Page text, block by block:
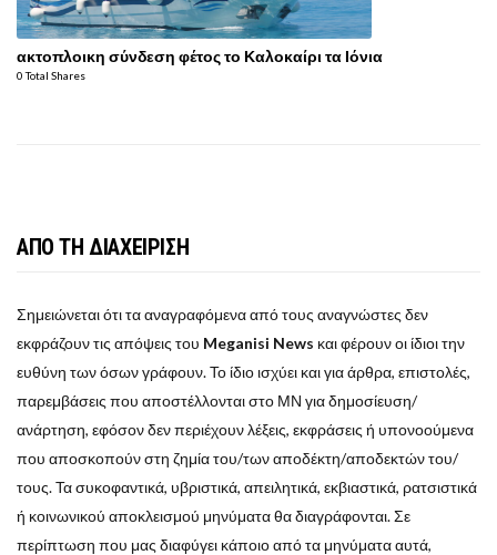
ακτοπλοικη σύνδεση φέτος το Καλοκαίρι τα Ιόνια
0 Total Shares
ΑΠΟ ΤΗ ΔΙΑΧΕΙΡΙΣΗ
Σημειώνεται ότι τα αναγραφόμενα από τους αναγνώστες δεν
εκφράζουν τις απόψεις του Meganisi News και φέρουν οι ίδιοι την
ευθύνη των όσων γράφουν. Το ίδιο ισχύει και για άρθρα, επιστολές,
παρεμβάσεις που αποστέλλονται στο ΜΝ για δημοσίευση/
ανάρτηση, εφόσον δεν περιέχουν λέξεις, εκφράσεις ή υπονοούμενα
που αποσκοπούν στη ζημία του/των αποδέκτη/αποδεκτών του/
τους. Τα συκοφαντικά, υβριστικά, απειλητικά, εκβιαστικά, ρατσιστικά
ή κοινωνικού αποκλεισμού μηνύματα θα διαγράφονται. Σε
περίπτωση που μας διαφύγει κάποιο από τα μηνύματα αυτά,